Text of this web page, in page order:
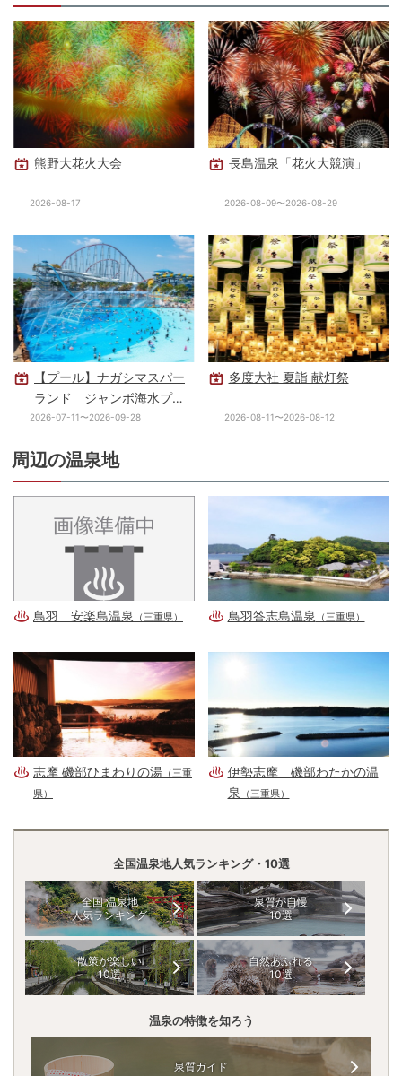
熊野大花火大会
2026-08-17
長島温泉「花火大競演」
2026-08-09〜2026-08-29
【プール】ナガシマスパー
ランド ジャンボ海水プー
ル
2026-07-11〜2026-09-28
多度大社 夏詣 献灯祭
2026-08-11〜2026-08-12
周辺の温泉地
鳥羽 安楽島温泉 （三重県） 鳥羽答志島温泉 （三重県）
志摩 磯部ひまわりの湯 （三重
県）
伊勢志摩 磯部わたかの温
泉
（三重県）
全国温泉地人気ランキング・10選
全国 温泉地
人気ランキング
泉質が自慢
10選
散策が楽しい
10選
自然あふれる
10選
温泉の特徴を知ろう
泉質ガイド